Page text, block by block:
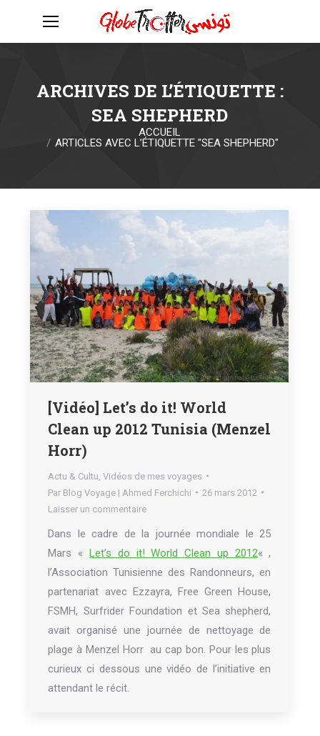
ARCHIVES DE L’ÉTIQUETTE :
SEA SHEPHERD
Vous êtes ici :
ACCUEIL
ARTICLES AVEC L’ÉTIQUETTE "SEA SHEPHERD"
[Vidéo] Let’s do it! World
Clean up 2012 Tunisia (Menzel
Horr)
Actu & Cultu ,Vidéos de mes voyages
Par Blog Voyage | Ahmed Ferchichi
26 mars 2012
Laisser un commentaire
Dans le cadre de la journée mondiale le 25
Mars « Let’s do it! World Clean up 2012« ,
l’Association Tunisienne des Randonneurs, en
partenariat avec Ezzayra, Free Green House,
FSMH, Surfrider Foundation et Sea shepherd,
avait organisé une journée de nettoyage de
plage à Menzel Horr au cap bon. Pour les plus
curieux ci dessous une vidéo de l’initiative en
attendant le récit.